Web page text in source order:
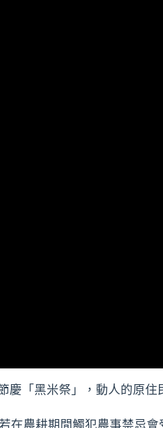
「黑米祭」，動人的原住
農耕期間觸犯農事禁忌